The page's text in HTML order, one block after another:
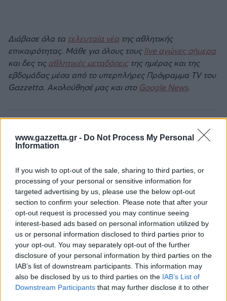
www.gazzetta.gr - Do Not Process My Personal
Information
If you wish to opt-out of the sale, sharing to third parties, or
processing of your personal or sensitive information for
targeted advertising by us, please use the below opt-out
section to confirm your selection. Please note that after your
opt-out request is processed you may continue seeing
interest-based ads based on personal information utilized by
us or personal information disclosed to third parties prior to
your opt-out. You may separately opt-out of the further
disclosure of your personal information by third parties on the
IAB’s list of downstream participants. This information may
also be disclosed by us to third parties on the IAB’s List of
Downstream Participants that may further disclose it to other
Διάβασε όλα τα τελευταία νέα της αθλητικής
επικαιρότητας. Μάθε για όλους τους live αγώνες σήμερα
και δες τιςαθλητικές μεταδόσειςτης ημέρας και της
εβδομάδας μέσα από το υπερπλήρες Πρόγραμμα TV του
Gazzetta. Ακολούθησέ μας και στο Google News.
ΣΕΦ: Ο λόγος της ακύρωσης του διαγωνισμού και τι
ΣΕΦ: Επαναπροκηρύσσεται η ενεργειακή αναβάθμιση -
Γιατί ακυρώθηκε ο πρώτος διαγωνισμός
Ντόρσεϊ: Τα... έσταξε στην προπόνηση με 13/14 τρίποντα!
Tags: ΤΖΑΡΕΝΤ ΜΠΑΤΛΕΡ